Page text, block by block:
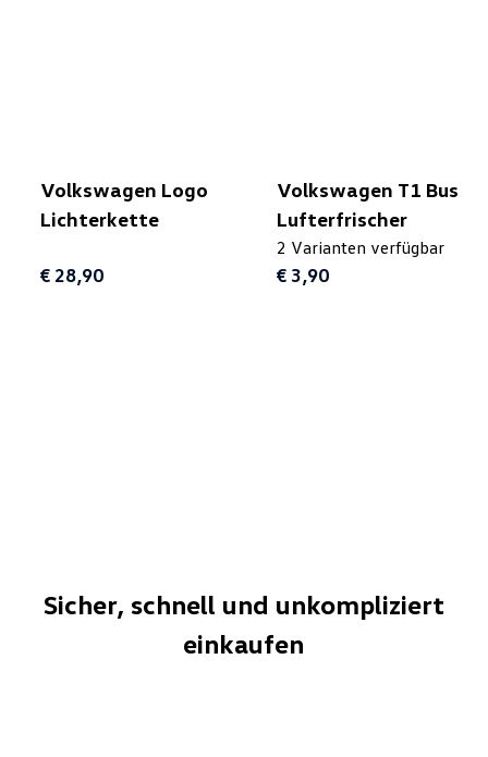
Volkswagen Logo
Lichterkette
€ 28,90
Volkswagen T1 Bus
Lufterfrischer
2 Varianten verfügbar
€ 3,90
Sicher, schnell und unkompliziert
einkaufen